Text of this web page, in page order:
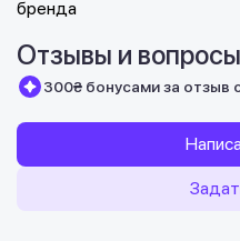
Отзывы и вопросы
300₴ бонусами за отзыв